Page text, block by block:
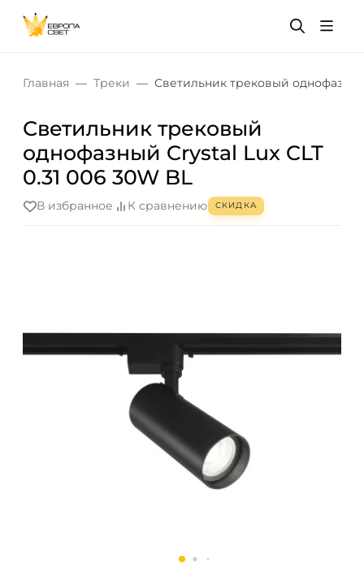
Главная Треки Светильник трековый
Светильник трековый
однофазный Crystal Lux CLT
0.31 006 30W BL
В избранное К сравнению СКИДКА